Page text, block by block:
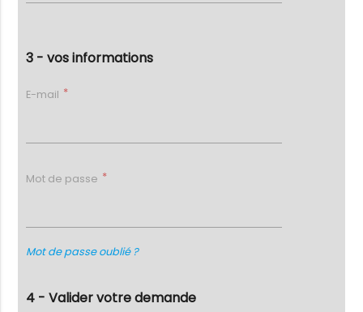
3 - vos informations
E-mail
Mot de passe
Mot de passe oublié ?
4 - Valider votre demande